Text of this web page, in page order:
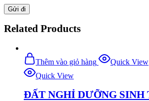
Related Products
Thêm vào giỏ hàng
Quick View
Quick View
ĐẤT NGHỈ DƯỠNG SINH